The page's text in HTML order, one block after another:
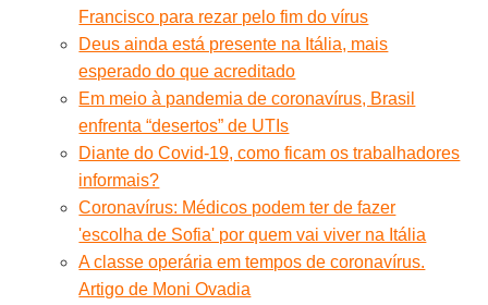
Francisco para rezar pelo fim do vírus
Deus ainda está presente na Itália, mais
esperado do que acreditado
Em meio à pandemia de coronavírus, Brasil
enfrenta “desertos” de UTIs
Diante do Covid-19, como ficam os trabalhadores
informais?
Coronavírus: Médicos podem ter de fazer
'escolha de Sofia' por quem vai viver na Itália
A classe operária em tempos de coronavírus.
Artigo de Moni Ovadia